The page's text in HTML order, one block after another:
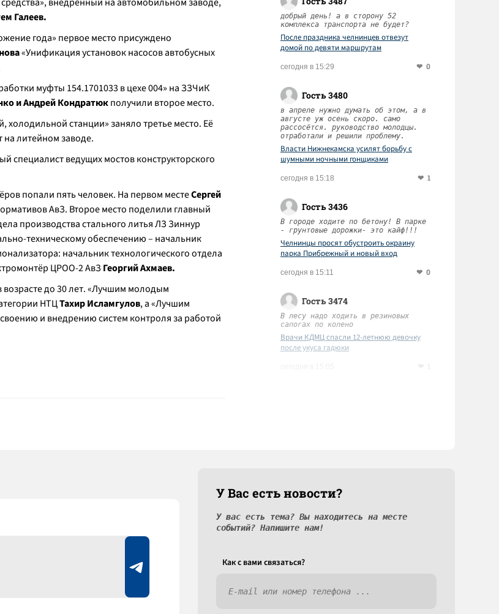
Галеев.
года» первое место присуждено
«Унификация установок насосов автобусных
муфты 154.1701033 в цехе 004» на ЗЗЧиК
и Андрей Кондратюкполучили второе место.
станции» заняло третье место. Её
на литейном заводе.
специалист ведущих мостов конструкторского
попали пять человек. На первом местеСергей
АвЗ. Второе место поделили главный
производства стального литья ЛЗ Зиннур
техническому обеспечению – начальник
начальник технологического отдела
ЦРОО-2 АвЗГеоргий Ахмаев.
до 30 лет. «Лучшим молодым
НТЦТахир Исламгулов, а «Лучшим
и внедрению систем контроля за работой
добрый день! а в сторону 52
комплекса транспорта не будет?
После праздника челнинцев отвезут
домой по девяти маршрутам
сегодня в 15:29 0
Гость 3480
в апреле нужно думать об этом, а в
августе уж осень скоро. само
рассосётся. руководство молодцы.
отработали и решили проблему.
Власти Нижнекамска усилят борьбу с
шумными ночными гонщиками
сегодня в 15:18 1
Гость 3436
В городе ходите по бетону! В парке
- грунтовые дорожки- это кайф!!!
Челнинцы просят обустроить окраину
парка Прибрежный и новый вход
сегодня в 15:11 0
Гость 3474
В лесу надо ходить в резиновых
сапогах по колено
Врачи КДМЦ спасли 12-летнюю девочку
после укуса гадюки
У Вас есть новости?
У вас есть тема? Вы находитесь на месте
событий? Напишите нам!
Как c вами связаться?